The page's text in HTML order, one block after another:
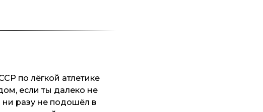
по лёгкой атлетике
если ты далеко не
ни разу не подошёл в